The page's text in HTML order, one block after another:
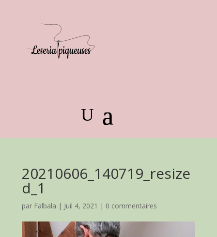
20210606_140719_resize
d_1
par Falbala | Juil 4, 2021 | 0 commentaires